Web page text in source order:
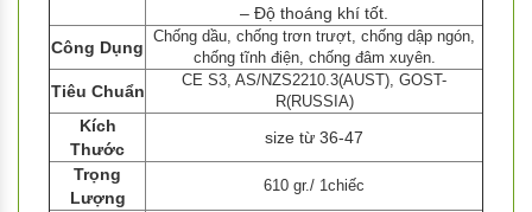
– Độ thoáng khí tốt.
Công Dụng
Chống dầu, chống trơn trượt, chống dập ngón,
chống tĩnh điện, chống đâm xuyên.
Tiêu Chuẩn
CE S3, AS/NZS2210.3(AUST), GOST-
R(RUSSIA)
Kích
Thước
size từ 36-47
Trọng
Lượng
610 gr./ 1chiếc